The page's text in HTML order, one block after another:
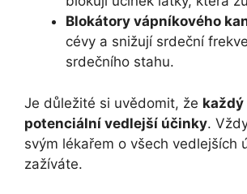
Blokátory vápníkového
cévy a snižují srdeční
srdečního stahu.
Je důležité si uvědomit, že každý
potenciální vedlejší účinky.
svým lékařem o všech vedlejších
zažíváte.